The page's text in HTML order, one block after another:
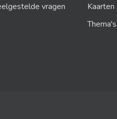
vragen
Kaarten
Thema's